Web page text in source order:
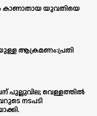
കാണാതായ യുവതിയെ
ആക്രമണം:പ്രതി
പുല്ലുവില; വെള്ളത്തിൽ
നടപടി